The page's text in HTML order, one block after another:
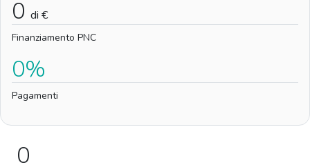
0 di €
Finanziamento PNC
0%
Pagamenti
0